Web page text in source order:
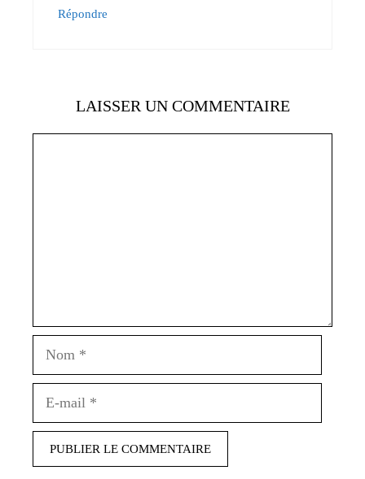
Répondre
LAISSER UN COMMENTAIRE